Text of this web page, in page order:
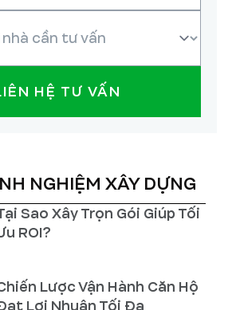
HỆ TƯ VẤN
NGHIỆM XÂY DỰNG
Sao Xây Trọn Gói Giúp Tối
ROI?
Lược Vận Hành Căn Hộ